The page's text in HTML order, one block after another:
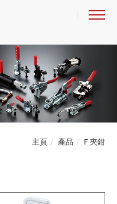
主頁 產品 F 夾鉗